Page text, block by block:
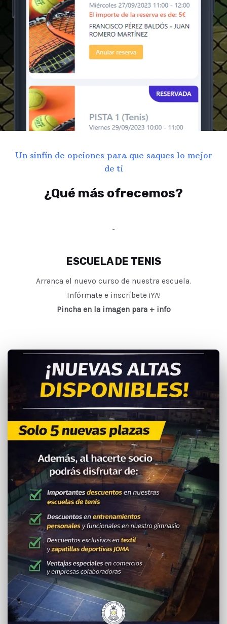
Un sinfín de opciones para que saques lo mejor
de ti
¿Qué más ofrecemos?
ESCUELA DE TENIS
Arranca el nuevo curso de nuestra escuela.
Infórmate e inscríbete ¡YA!
Pincha en la imagen para + info